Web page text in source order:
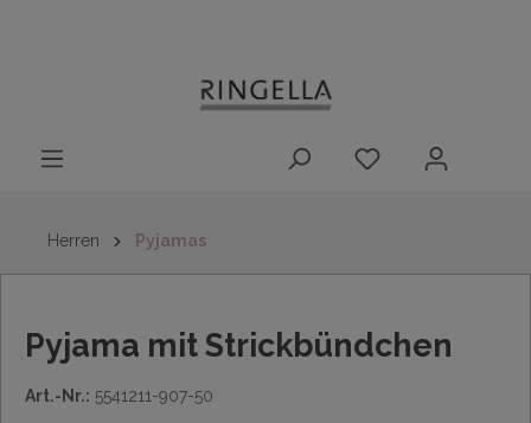
Herren Pyjamas
Pyjama mit Strickbündchen
Art.-Nr.: 5541211-907-50